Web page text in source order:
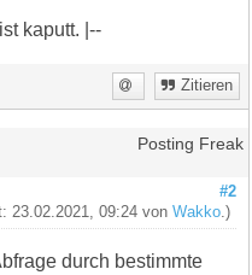
kaputt. |--
Zitieren
Posting Freak
#2
23.02.2021, 09:24 vonWakko .)
durch bestimmte